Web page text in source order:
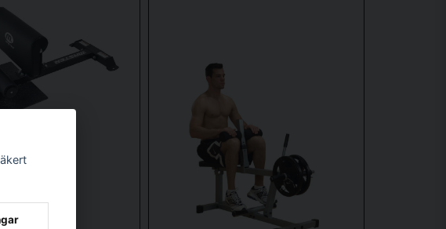
nybörjare?
med benmaskinär?
på benmaskinär?